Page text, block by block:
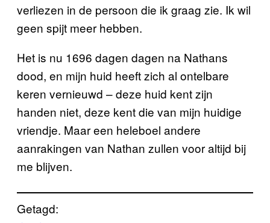
verliezen in de persoon die ik graag zie. Ik wil
geen spijt meer hebben.
Het is nu 1696 dagen dagen na Nathans
dood, en mijn huid heeft zich al ontelbare
keren vernieuwd – deze huid kent zijn
handen niet, deze kent die van mijn huidige
vriendje. Maar een heleboel andere
aanrakingen van Nathan zullen voor altijd bij
me blijven.
Getagd: